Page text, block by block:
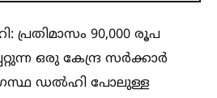
പ്രതിമാസം 90,000 രൂപ
ഒരു കേന്ദ്ര സർക്കാർ
ഡല്‍ഹി പോലുള്ള